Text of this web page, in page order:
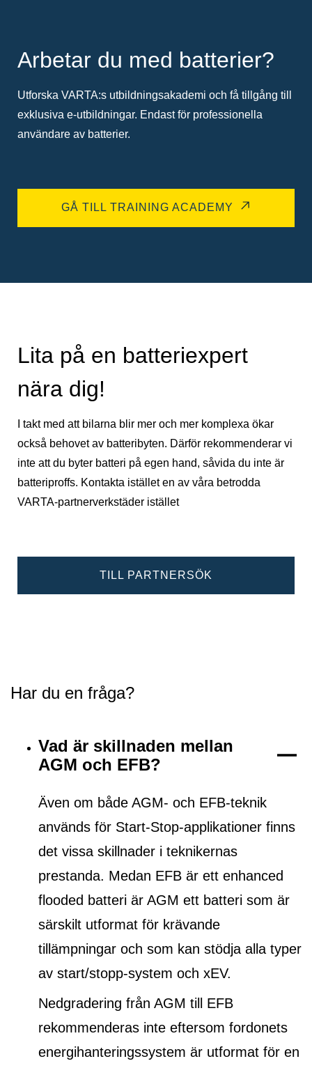
Arbetar du med batterier?
Utforska VARTA:s utbildningsakademi och få tillgång till
exklusiva e-utbildningar. Endast för professionella
användare av batterier.
GÅ TILL TRAINING ACADEMY
Lita på en batteriexpert
nära dig!
I takt med att bilarna blir mer och mer komplexa ökar
också behovet av batteribyten. Därför rekommenderar vi
inte att du byter batteri på egen hand, såvida du inte är
batteriproffs. Kontakta istället en av våra betrodda
VARTA-partnerverkstäder istället
TILL PARTNERSÖK
Har du en fråga?
Vad är skillnaden mellan
AGM och EFB?
Även om både AGM- och EFB-teknik
används för Start-Stop-applikationer finns
det vissa skillnader i teknikernas
prestanda. Medan EFB är ett enhanced
flooded batteri är AGM ett batteri som är
särskilt utformat för krävande
tillämpningar och som kan stödja alla typer
av start/stopp-system och xEV.
Nedgradering från AGM till EFB
rekommenderas inte eftersom fordonets
energihanteringssystem är utformat för en